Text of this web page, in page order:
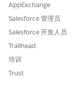
创建并配置 IT
创建并配置 IT
交服务请求、创
人员模板，并将
的响应。
创建并配置 IT
AppExchange
Salesforce 管理员
Salesforce 开发人员
Trailhead
培训
Trust